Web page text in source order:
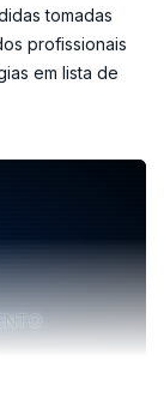
tomadas
profissionais
em lista de